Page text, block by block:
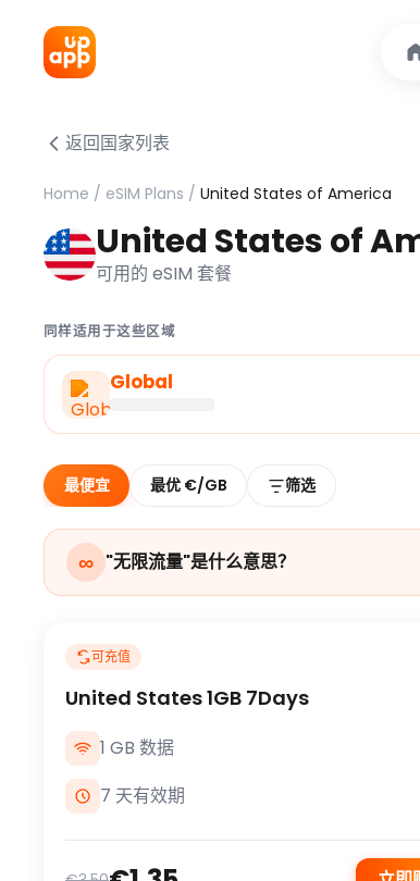
返回国家列表
Home / eSIM Plans / United States of America
United States of
可用的 eSIM 套餐
同样适用于这些区域
Global
最便宜 最优 €/GB 筛选
∞ "无限流量"是什么意思？
可充值
United States 1GB 7Days
1 GB 数据
7 天有效期